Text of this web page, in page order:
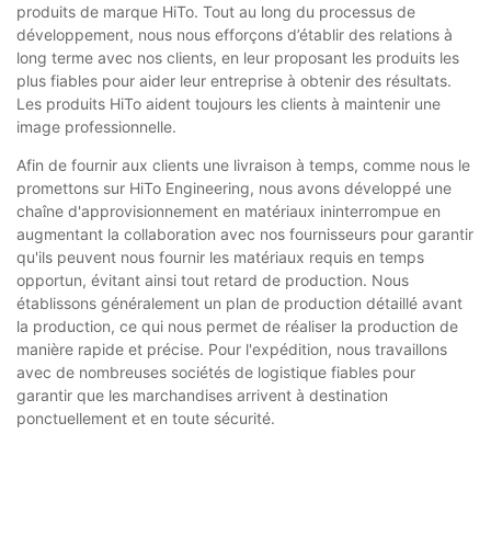
produits de marque HiTo. Tout au long du processus de
développement, nous nous efforçons d’établir des relations à
long terme avec nos clients, en leur proposant les produits les
plus fiables pour aider leur entreprise à obtenir des résultats.
Les produits HiTo aident toujours les clients à maintenir une
image professionnelle.
Afin de fournir aux clients une livraison à temps, comme nous le
promettons sur HiTo Engineering, nous avons développé une
chaîne d'approvisionnement en matériaux ininterrompue en
augmentant la collaboration avec nos fournisseurs pour garantir
qu'ils peuvent nous fournir les matériaux requis en temps
opportun, évitant ainsi tout retard de production. Nous
établissons généralement un plan de production détaillé avant
la production, ce qui nous permet de réaliser la production de
manière rapide et précise. Pour l'expédition, nous travaillons
avec de nombreuses sociétés de logistique fiables pour
garantir que les marchandises arrivent à destination
ponctuellement et en toute sécurité.